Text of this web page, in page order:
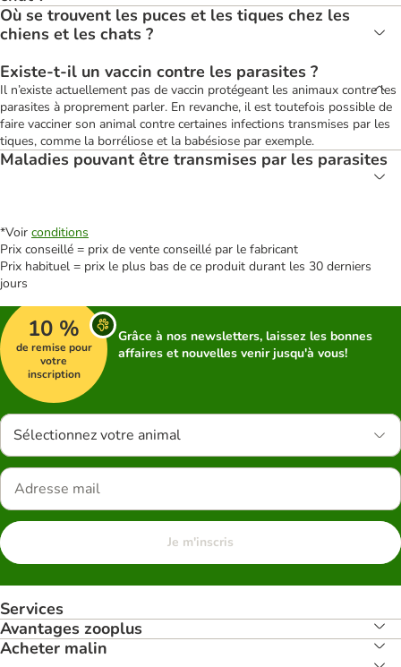
Où se trouvent les puces et les tiques chez les
chiens et les chats ?
Existe-t-il un vaccin contre les parasites ?
Il n’existe actuellement pas de vaccin protégeant les animaux contre les
parasites à proprement parler. En revanche, il est toutefois possible de
faire vacciner son animal contre certaines infections transmises par les
tiques, comme la borréliose et la babésiose par exemple.
Maladies pouvant être transmises par les parasites
*Voir conditions
Prix conseillé = prix de vente conseillé par le fabricant
Prix habituel = prix le plus bas de ce produit durant les 30 derniers
jours
10 %
de remise pour
votre
inscription
Grâce à nos newsletters, laissez les bonnes
affaires et nouvelles venir jusqu'à vous!
Sélectionnez votre animal
Je m'inscris
Services
Avantages zooplus
Acheter malin